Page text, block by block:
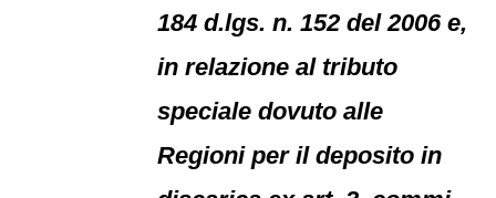
184 d.lgs. n. 152 del 2006 e,
in relazione al tributo
speciale dovuto alle
Regioni per il deposito in